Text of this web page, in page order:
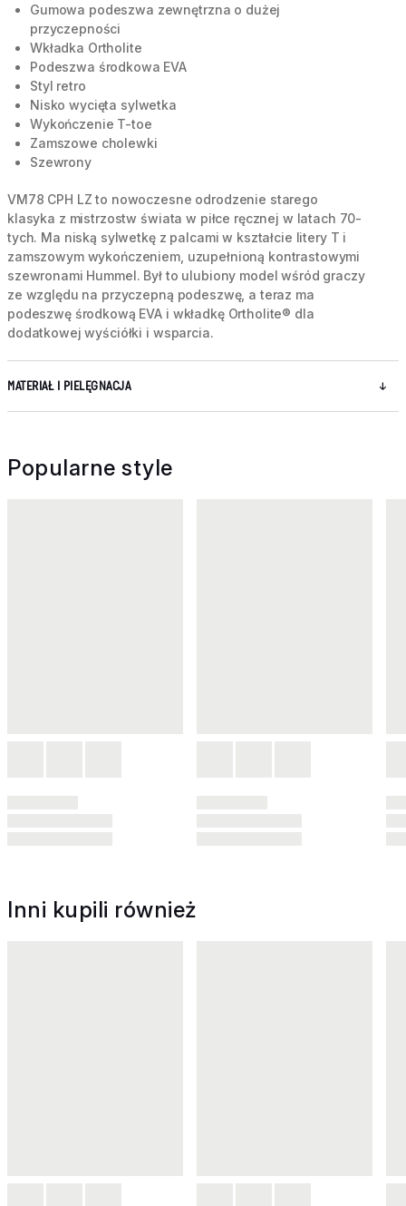
Gumowa podeszwa zewnętrzna o dużej
przyczepności
Wkładka Ortholite
Podeszwa środkowa EVA
Styl retro
Nisko wycięta sylwetka
Wykończenie T-toe
Zamszowe cholewki
Szewrony
VM78 CPH LZ to nowoczesne odrodzenie starego
klasyka z mistrzostw świata w piłce ręcznej w latach 70-
tych. Ma niską sylwetkę z palcami w kształcie litery T i
zamszowym wykończeniem, uzupełnioną kontrastowymi
szewronami Hummel. Był to ulubiony model wśród graczy
ze względu na przyczepną podeszwę, a teraz ma
podeszwę środkową EVA i wkładkę Ortholite® dla
dodatkowej wyściółki i wsparcia.
MATERIAŁ I PIELĘGNACJA
Popularne style
Inni kupili również